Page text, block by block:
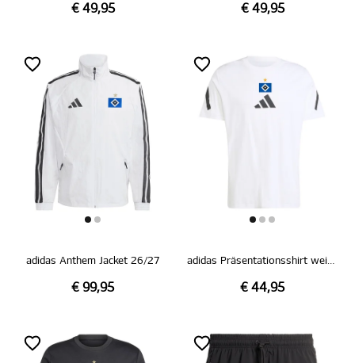
€ 49,95 € 49,95
adidas Anthem Jacket 26/27
€ 99,95
adidas Präsentationsshirt weiß 26/27
€ 44,95